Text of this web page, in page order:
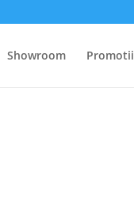
Showroom Promotii